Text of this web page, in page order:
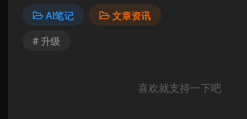
AI笔记
文章资讯
# 升级
喜欢就支持一下吧